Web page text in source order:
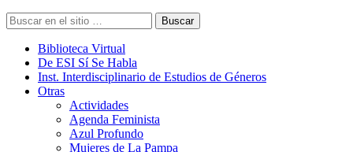
Buscar
Biblioteca Virtual
De ESI Sí Se Habla
Inst. Interdisciplinario de Estudios de Géneros
Otras
Actividades
Agenda Feminista
Azul Profundo
Mujeres de La Pampa